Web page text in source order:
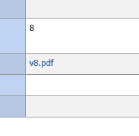
8
v8.pdf